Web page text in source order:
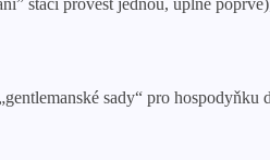
stačí provést jednou, úplně
sady“ pro